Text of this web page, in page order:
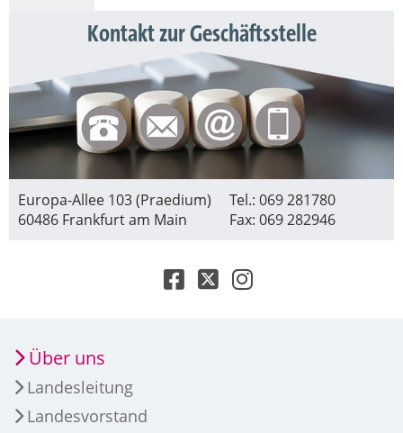
Kontakt zur Geschäftsstelle
Europa-Allee 103 (Praedium)
60486 Frankfurt am Main
Tel.: 069 281780
Fax: 069 282946
Über uns
Landesleitung
Landesvorstand